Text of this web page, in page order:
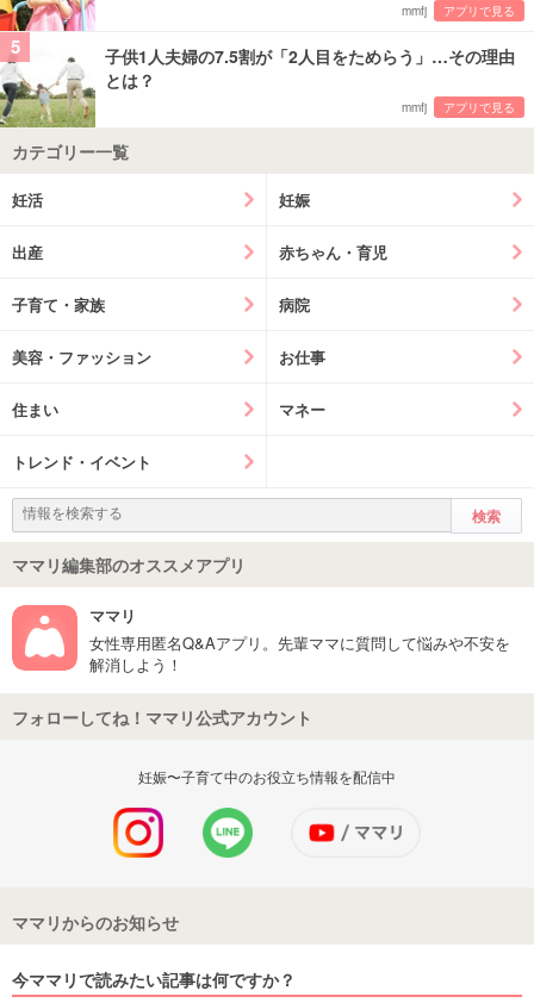
mmfj アプリで見る
5
子供1人夫婦の7.5割が「2人目をためらう」…その理由
とは？
mmfj アプリで見る
カテゴリー一覧
妊活 妊娠
出産 赤ちゃん・育児
子育て・家族 病院
美容・ファッション お仕事
住まい マネー
トレンド・イベント
ママリ編集部のオススメアプリ
ママリ
女性専用匿名Q&Aアプリ。先輩ママに質問して悩みや不安を
解消しよう！
フォローしてね！ママリ公式アカウント
妊娠〜子育て中のお役立ち情報を配信中
ママリからのお知らせ
今ママリで読みたい記事は何ですか？